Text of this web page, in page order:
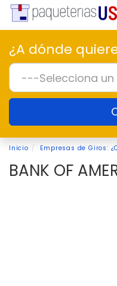
¿A dónde
Inicio Empresas de Giros:
BANK OF